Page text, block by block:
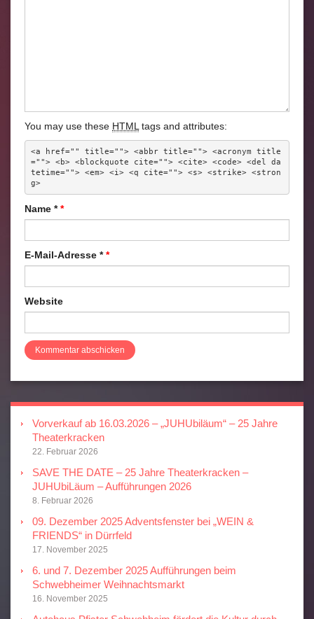
You may use these HTML tags and attributes:
<a href="" title=""> <abbr title=""> <acronym title
=""> <b> <blockquote cite=""> <cite> <code> <del da
tetime=""> <em> <i> <q cite=""> <s> <strike> <stron
g>
Name *
E-Mail-Adresse *
Website
Vorverkauf ab 16.03.2026 – „JUHUbiläum“ – 25 Jahre
Theaterkracken
22. Februar 2026
SAVE THE DATE – 25 Jahre Theaterkracken –
JUHUbiLäum – Aufführungen 2026
8. Februar 2026
09. Dezember 2025 Adventsfenster bei „WEIN &
FRIENDS“ in Dürrfeld
17. November 2025
6. und 7. Dezember 2025 Aufführungen beim
Schwebheimer Weihnachtsmarkt
16. November 2025